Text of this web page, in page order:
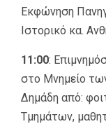
Εκφώνηση
Ιστορικό κα.
11:00:
στο Μνημείο
Δημάδη από:
Τμημάτων,